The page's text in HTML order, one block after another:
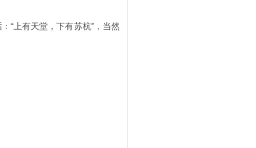
“上有天堂，下有苏杭”，当然